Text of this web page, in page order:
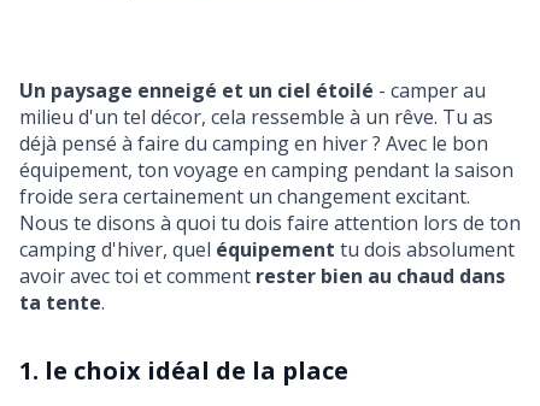
Un paysage enneigé et un ciel étoilé - camper au
milieu d'un tel décor, cela ressemble à un rêve. Tu as
déjà pensé à faire du camping en hiver ? Avec le bon
équipement, ton voyage en camping pendant la saison
froide sera certainement un changement excitant.
Nous te disons à quoi tu dois faire attention lors de ton
camping d'hiver, quel équipement tu dois absolument
avoir avec toi et comment rester bien au chaud dans
ta tente.
1. le choix idéal de la place